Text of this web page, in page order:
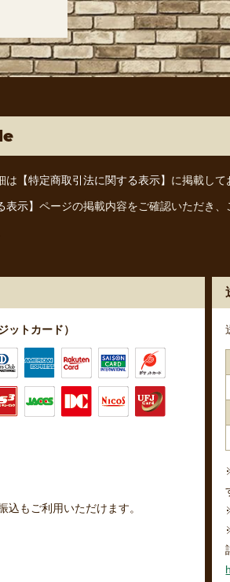
は 【特定商取引法に関する表示】 に掲載して
表示】 ページの掲載内容をご確認いただき、
ットカード）
込もご利用いただけます。